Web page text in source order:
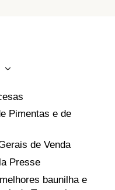
Pimentas e de
de Venda
Presse
baunilha e